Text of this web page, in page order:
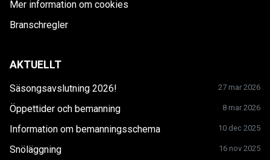
Mer information om cookies
Branschregler
AKTUELLT
Säsongsavslutning 2026! 27 mar 2026
Öppettider och bemanning 8 mar 2026
Information om bemanningsschema 10 dec 2025
Snöläggning 16 nov 2025